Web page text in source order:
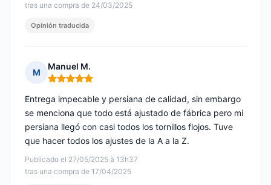
tras una compra de 24/03/2025
Opinión traducida
M
Manuel M.
Nota: 5 de 5
Publicado el 27/05/2025 à 13h37
tras una compra de 17/04/2025
Entrega impecable y persiana de calidad, sin embargo
se menciona que todo está ajustado de fábrica pero mi
persiana llegó con casi todos los tornillos flojos. Tuve
que hacer todos los ajustes de la A a la Z.